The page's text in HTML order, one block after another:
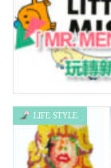
「MR. MEN
齊齊打卡啦！
LIFE STYLE